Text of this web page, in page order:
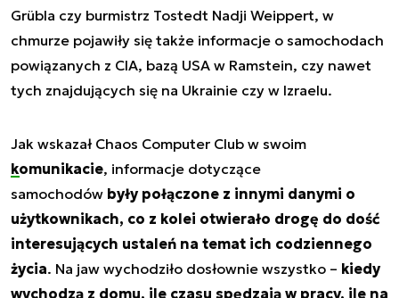
Grübla czy burmistrz Tostedt Nadji Weippert, w
chmurze pojawiły się także informacje o samochodach
powiązanych z CIA, bazą USA w Ramstein, czy nawet
tych znajdujących się na Ukrainie czy w Izraelu.
Jak wskazał Chaos Computer Club w swoim
komunikacie, informacje dotyczące
samochodów były połączone z innymi danymi o
użytkownikach, co z kolei otwierało drogę do dość
interesujących ustaleń na temat ich codziennego
życia. Na jaw wychodziło dosłownie wszystko – kiedy
wychodzą z domu, ile czasu spędzają w pracy, ile na